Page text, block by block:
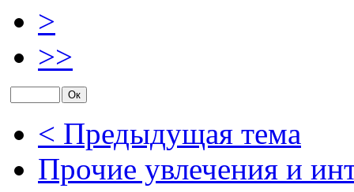
>
>>
< Предыдущая тема
Прочие увлечения и